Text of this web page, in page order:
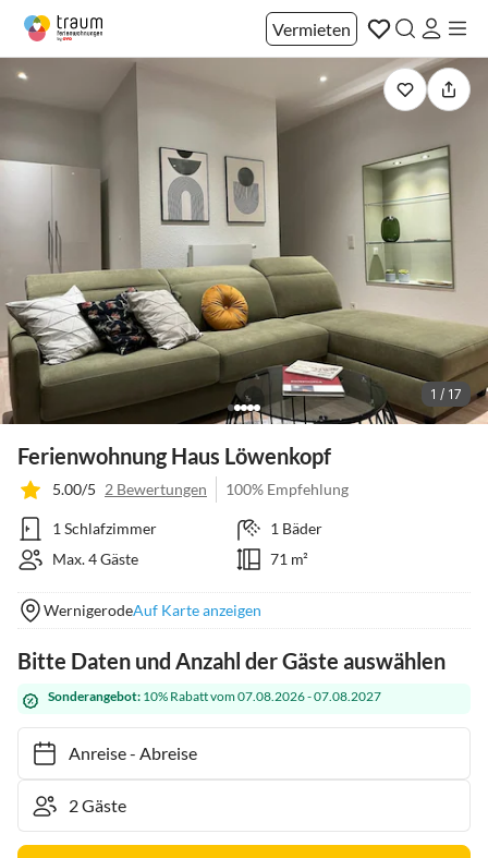
Vermieten
1 / 17
Ferienwohnung Haus Löwenkopf
5.00/5 2 Bewertungen 100% Empfehlung
1 Schlafzimmer
1 Bäder
Max. 4 Gäste
71 m²
WernigerodeAuf Karte anzeigen
Bitte Daten und Anzahl der Gäste auswählen
Sonderangebot: 10% Rabatt vom 07.08.2026 - 07.08.2027
Anreise- Abreise